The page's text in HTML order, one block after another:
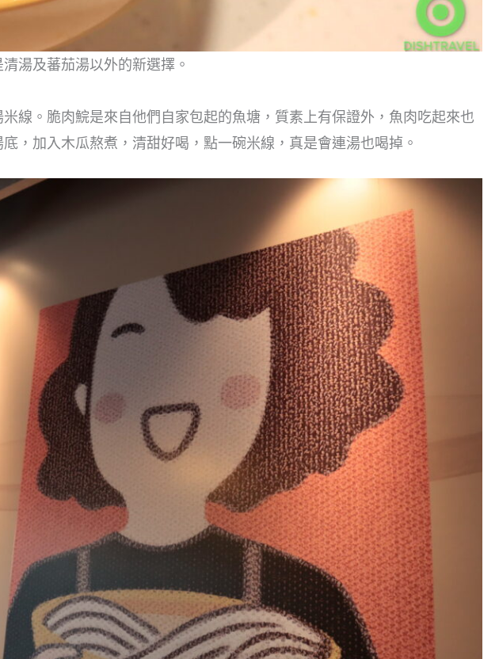
湯及蕃茄湯以外的新選擇。
線。脆肉鯇是來自他們自家包起的魚塘，質素上有保證外，魚肉吃起來也
，加入木瓜熬煮，清甜好喝，點一碗米線，真是會連湯也喝掉。